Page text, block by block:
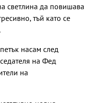
светлина да повишава
тъй като се
насам след
на Фед
на